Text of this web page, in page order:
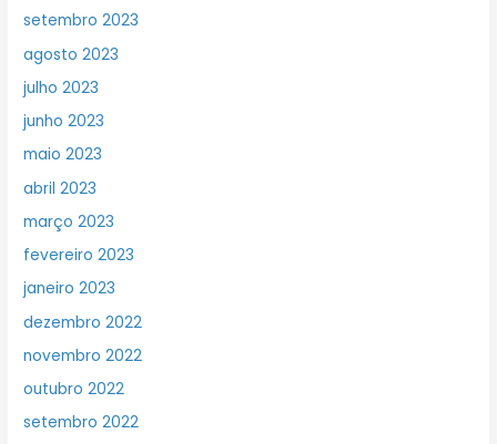
setembro 2023
agosto 2023
julho 2023
junho 2023
maio 2023
abril 2023
março 2023
fevereiro 2023
janeiro 2023
dezembro 2022
novembro 2022
outubro 2022
setembro 2022